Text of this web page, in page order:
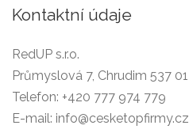
Kontaktní údaje
RedUP s.r.o.
Průmyslová 7, Chrudim 537 01
Telefon: +420 777 974 779
E-mail: info@cesketopfirmy.cz